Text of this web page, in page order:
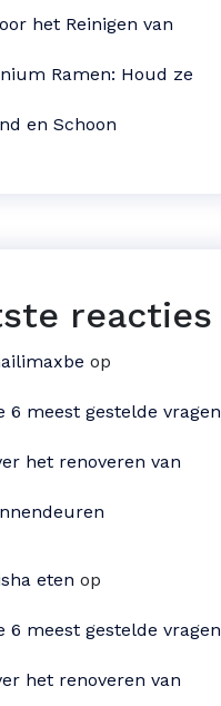
het Reinigen van
Ramen: Houd ze
en Schoon
reacties
op
6 meest gestelde vragen
het renoveren van
eten op
6 meest gestelde vragen
het renoveren van